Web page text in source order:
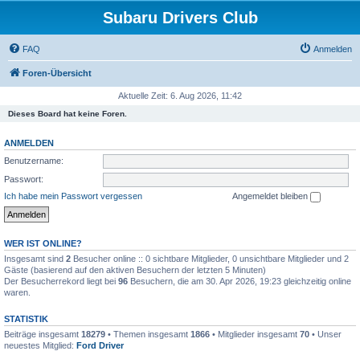
Subaru Drivers Club
FAQ Anmelden
Foren-Übersicht
Aktuelle Zeit: 6. Aug 2026, 11:42
Dieses Board hat keine Foren.
ANMELDEN
Benutzername:
Passwort:
Ich habe mein Passwort vergessen
Angemeldet bleiben
WER IST ONLINE?
Insgesamt sind 2 Besucher online :: 0 sichtbare Mitglieder, 0 unsichtbare Mitglieder und 2
Gäste (basierend auf den aktiven Besuchern der letzten 5 Minuten)
Der Besucherrekord liegt bei 96 Besuchern, die am 30. Apr 2026, 19:23 gleichzeitig online
waren.
STATISTIK
Beiträge insgesamt 18279 • Themen insgesamt 1866 • Mitglieder insgesamt 70 • Unser
neuestes Mitglied: Ford Driver